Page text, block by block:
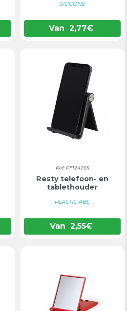
SILICONE
Van 2,77€
Ref: PF124265
Resty telefoon- en
tablethouder
PLASTIC ABS
Van 2,55€